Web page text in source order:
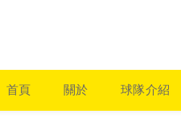
首頁 關於 球隊介紹